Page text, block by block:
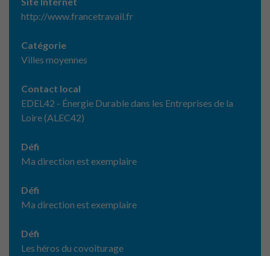
http://www.francetravail.fr
Catégorie
Villes moyennes
Contact local
EDEL42 - Énergie Durable dans les Entreprises de la
Loire (ALEC42)
Défi
Ma direction est exemplaire
Défi
Ma direction est exemplaire
Défi
Les héros du covoiturage